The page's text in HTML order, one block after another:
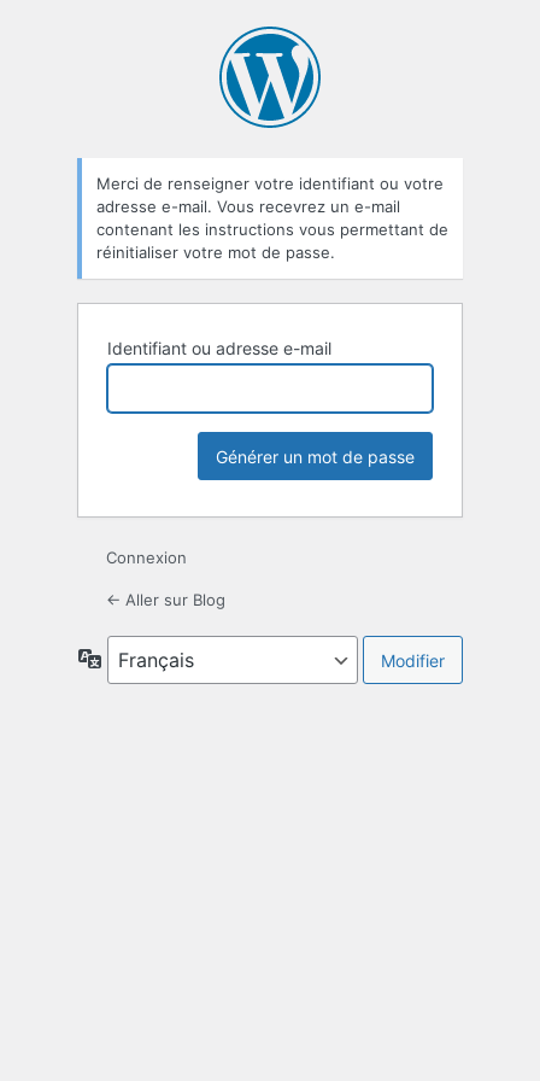
oublié
Merci de renseigner votre identifiant ou votre
adresse e-mail. Vous recevrez un e-mail
contenant les instructions vous permettant de
réinitialiser votre mot de passe.
Identifiant ou adresse e-mail
Connexion
← Aller sur Blog
Langue